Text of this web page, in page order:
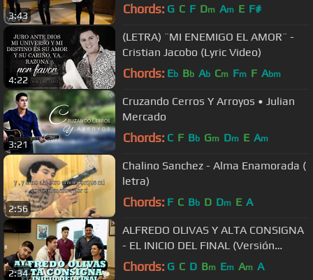
3:43 Chords: G C F Dm Am E F#
4:22
(LETRA) ¨MI ENEMIGO EL AMOR¨ -
Cristian Jacobo (Lyric Video)
Chords: Eb Bb Ab Cm Fm F Abm
3:21
Cruzando Cerros Y Arroyos • Julian
Mercado
Chords: C F Bb Gm Dm E Am
2:56
Chalino Sanchez - Alma Enamorada (
letra)
Chords: F C Bb D Dm E A
2:34
ALFREDO OLIVAS Y ALTA CONSIGNA
- EL INICIO DEL FINAL (Versión
Pepe's Office)
Chords: G C D Bm Em Am A